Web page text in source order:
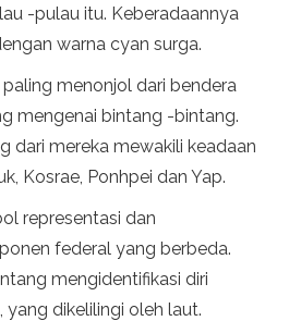
-pulau itu. Keberadaannya
warna cyan surga.
menonjol dari bendera
mengenai bintang -bintang.
dari mereka mewakili keadaan
Kosrae, Ponhpei dan Yap.
representasi dan
federal yang berbeda.
mengidentifikasi diri
dikelilingi oleh laut.